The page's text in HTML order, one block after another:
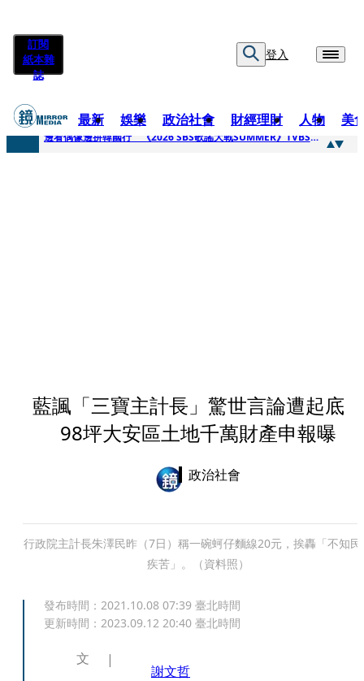
訂閱
紙本雜
誌
登入
最新 娛樂 政治社會 財經理財 人物 美
快訊
邊看偶像邊拚韓國行 《2026 SBS歌謠大戰SUMMER》TVBS直播祭追星福利
藍諷「三寶主計長」驚世言論遭起底
98坪大安區土地千萬財產申報曝
政治社會
行政院主計長朱澤民昨（7日）稱一碗蚵仔麵線20元，挨轟「不知
疾苦」。（資料照）
發布時間： 2021.10.08 07:39 臺北時間
更新時間： 2023.09.12 20:40 臺北時間
文
謝文哲